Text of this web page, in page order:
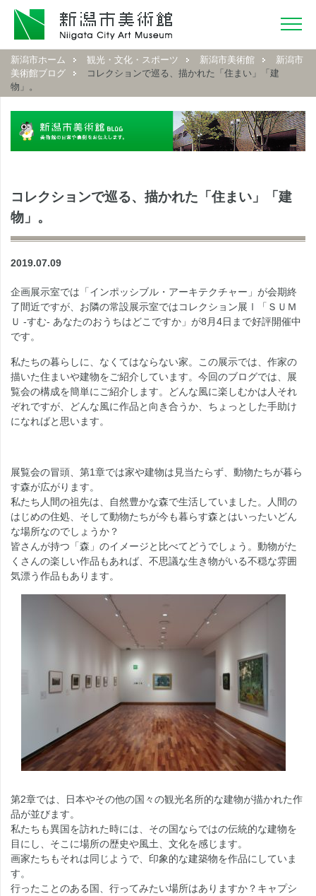
新潟市ホーム 観光・文化・スポーツ 新潟市美術館
新潟市
美術館ブログ
コレクションで巡る、描かれた「住まい」「建
物」。
コレクションで巡る、描かれた「住まい」「建
物」。
2019.07.09
企画展示室では「インポッシブル・アーキテクチャー」が会期終
了間近ですが、お隣の常設展示室ではコレクション展Ⅰ「ＳＵＭ
Ｕ -すむ- あなたのおうちはどこですか」が8月4日まで好評開催中
です。
私たちの暮らしに、なくてはならない家。この展示では、作家の
描いた住まいや建物をご紹介しています。今回のブログでは、展
覧会の構成を簡単にご紹介します。どんな風に楽しむかは人それ
ぞれですが、どんな風に作品と向き合うか、ちょっとした手助け
になればと思います。
展覧会の冒頭、第1章では家や建物は見当たらず、動物たちが暮ら
す森が広がります。
私たち人間の祖先は、自然豊かな森で生活していました。人間の
はじめの住処、そして動物たちが今も暮らす森とはいったいどん
な場所なのでしょうか？
皆さんが持つ「森」のイメージと比べてどうでしょう。動物がた
くさんの楽しい作品もあれば、不思議な生き物がいる不穏な雰囲
気漂う作品もあります。
第2章では、日本やその他の国々の観光名所的な建物が描かれた作
品が並びます。
私たちも異国を訪れた時には、その国ならではの伝統的な建物を
目にし、そこに場所の歴史や風土、文化を感じます。
画家たちもそれは同じようで、印象的な建築物を作品にしていま
す。
行ったことのある国、行ってみたい場所はありますか？キャプシ